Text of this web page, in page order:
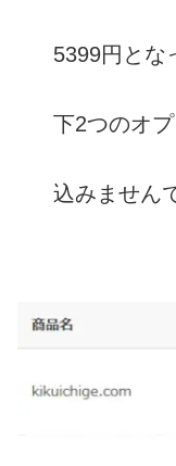
5399円とな
下2つのオ
込みません